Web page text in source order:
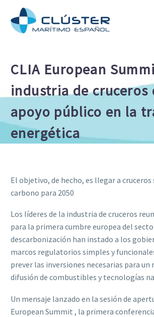
CLIA European
industria de cruceros
apoyo público en la
energética
El objetivo, de hecho, es llegar a cruceros
carbono para 2050
Los líderes de la industria de cruceros
para la primera cumbre europea del
descarbonización han instado a los
marcos regulatorios simples y
prever las inversiones necesarias para un
difusión de combustibles y tecnologías
Un mensaje lanzado en la sesión de
European Summit , la primera